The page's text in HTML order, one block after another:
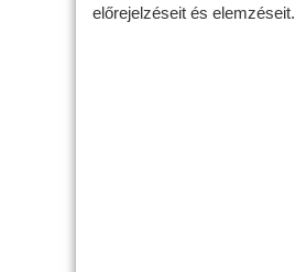
előrejelzéseit és elemzéseit.